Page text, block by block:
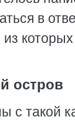
в
остров
такой